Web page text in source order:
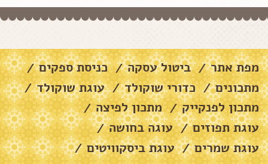
מפת אתר / ביטול עסקה / כניסת ספקים /
מתכונים / כדורי שוקולד / עוגת שוקולד /
מתכון לפנקייק / מתכון לפיצה /
עוגת תפוזים / עוגה בחושה /
עוגת שמרים / עוגת ביסקוויטים /